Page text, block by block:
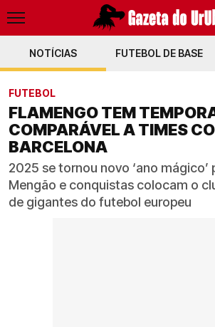
NOTÍCIAS FUTEBOL DE BASE
FUTEBOL
FLAMENGO TEM
COMPARÁVEL A TIMES
BARCELONA
2025 se tornou novo ‘ano mágico’
Mengão e conquistas colocam o
de gigantes do futebol europeu